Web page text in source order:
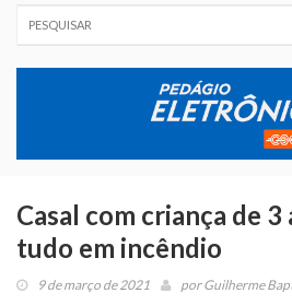
Casal com criança de 3
tudo em incêndio
9 de março de 2021 porGuilherme